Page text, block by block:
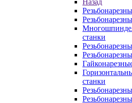
Назад
станки
станки